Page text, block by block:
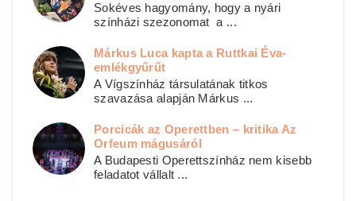
Sokéves hagyomány, hogy a nyári
színházi szezonomat a ...
Márkus Luca kapta a Ruttkai Éva-
emlékgyűrűt
A Vígszínház társulatának titkos
szavazása alapján Márkus ...
Porcicák az Operettben – kritika Az
Orfeum mágusáról
A Budapesti Operettszínház nem kisebb
feladatot vállalt ...